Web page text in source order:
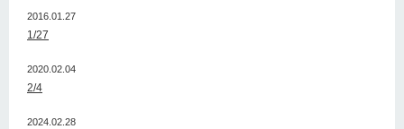
2016.01.27
1/27
2020.02.04
2/4
2024.02.28